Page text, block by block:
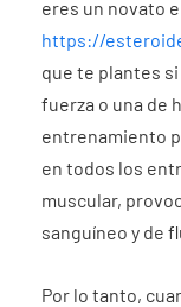
eres un novato
https://
que te plantes
fuerza o una de
entrenamiento
en todos los
muscular,
sanguíneo y de
Por lo tanto,